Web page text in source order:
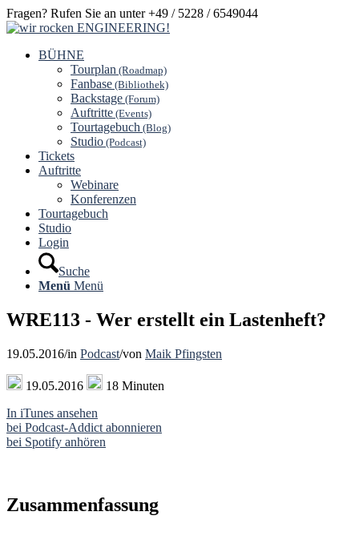
Fragen? Rufen Sie an unter +49 / 5228 / 6549044
BÜHNE
Tourplan (Roadmap)
Fanbase (Bibliothek)
Backstage (Forum)
Auftritte (Events)
Tourtagebuch (Blog)
Studio (Podcast)
Tickets
Auftritte
Webinare
Konferenzen
Tourtagebuch
Studio
Login
Suche
Menü Menü
WRE113 - Wer erstellt ein Lastenheft?
19.05.2016/in Podcast/von Maik Pfingsten
19.05.2016
18 Minuten
In iTunes ansehen
bei Podcast-Addict abonnieren
bei Spotify anhören
Zusammenfassung